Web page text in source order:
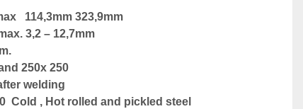
114,3mm 323,9mm
3,2 – 12,7mm
250x 250
welding
Cold , Hot rolled and pickled steel